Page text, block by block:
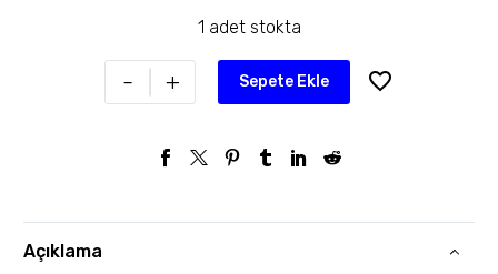
1 adet stokta
- + Sepete Ekle
Açıklama